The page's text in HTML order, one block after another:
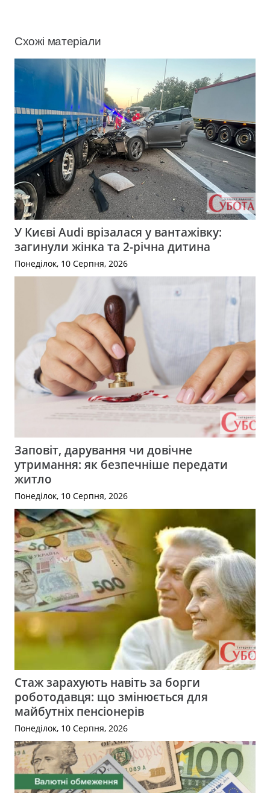
Схожі матеріали
У Києві Audi врізалася у вантажівку:
загинули жінка та 2-річна дитина
Понеділок, 10 Серпня, 2026
Заповіт, дарування чи довічне
утримання: як безпечніше передати
житло
Понеділок, 10 Серпня, 2026
Стаж зарахують навіть за борги
роботодавця: що змінюється для
майбутніх пенсіонерів
Понеділок, 10 Серпня, 2026